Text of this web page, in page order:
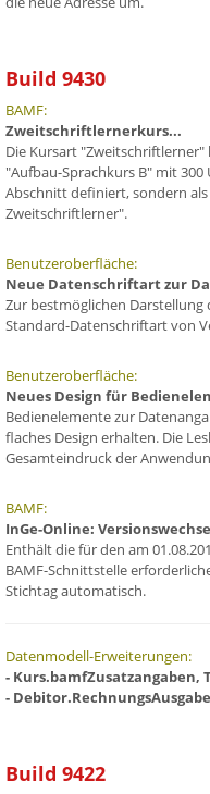
Build 9430
BAMF:
Zweitschriftlernerkurs...
Die Kursart
"Aufbau-Sprachkurs B" mit
Abschnitt definiert, sondern
Zweitschriftlerner".
Benutzeroberfläche:
Neue Datenschriftart zur
Zur bestmöglichen Darstellung
Standard-Datenschriftart von
Benutzeroberfläche:
Neues Design für
Bedienelemente zur
flaches Design erhalten. Die
Gesamteindruck der
BAMF:
InGe-Online:
Enthält die für den am
BAMF-Schnittstelle
Stichtag automatisch.
Datenmodell-Erweiterungen:
- Kurs.bamfZusatzangaben,
-
Build 9422